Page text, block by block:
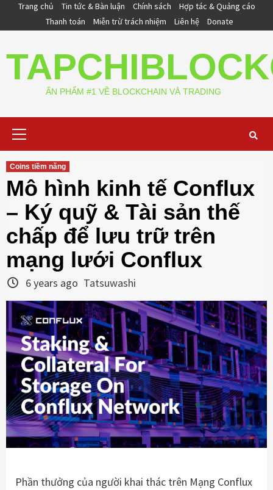
Trang chủ Tin tức & Bàn luận Chính sách
Hợp tác & Quảng cáo
Thanh toán
Miễn trừ trách nhiệm Liên hệ Donate
ẤN PHẨM #1 VỀ BLOCKCHAIN VÀ TRADING
Coins tiềm năng
Mô hình kinh tế Conflux
– Ký quỹ & Tài sản thế
chấp để lưu trữ trên
mạng lưới Conflux
6 years ago Tatsuwashi
Phần thưởng của người khai thác trên Mạng Conflux